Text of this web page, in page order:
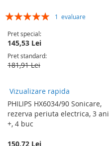
Rating:
1 evaluare
Pret special
145,53 Lei
Pret standard
181,91 Lei
Vizualizare rapida
PHILIPS HX6034/90 Sonicare,
rezerva periuta electrica, 3 ani
+, 4 buc
150,72 Lei